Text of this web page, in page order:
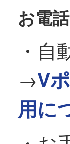
お電
・
→V
用に